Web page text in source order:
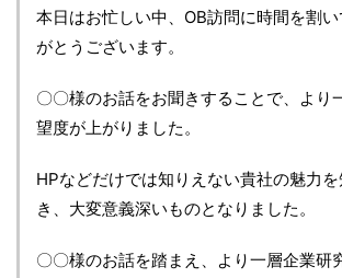
本日はお忙しい中、OB訪問に時間を割
がとうございます。
〇〇様のお話をお聞きすることで、より
望度が上がりました。
HPなどだけでは知りえない貴社の魅力
き、大変意義深いものとなりました。
〇〇様のお話を踏まえ、より一層企業研